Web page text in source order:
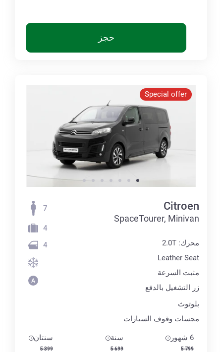
حجز
Special offer
Citroen
SpaceTourer, Minivan
محرك: 2.0T
Leather Seat
مثبت السرعة
زر التشغيل بالدفع
بلوتوث
مجسات وقوف السيارات
7
4
4
6 شهور
5 799
سنة
5 699
سنتان
5 399